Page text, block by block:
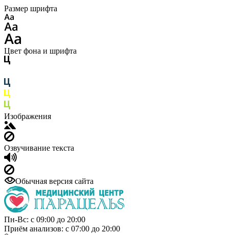
Размер шрифта
Цвет фона и шрифта
Изображения
Озвучивание текста
Обычная версия сайта
Пн-Вс: с 09:00 до 20:00
Приём анализов: с 07:00 до 20:00